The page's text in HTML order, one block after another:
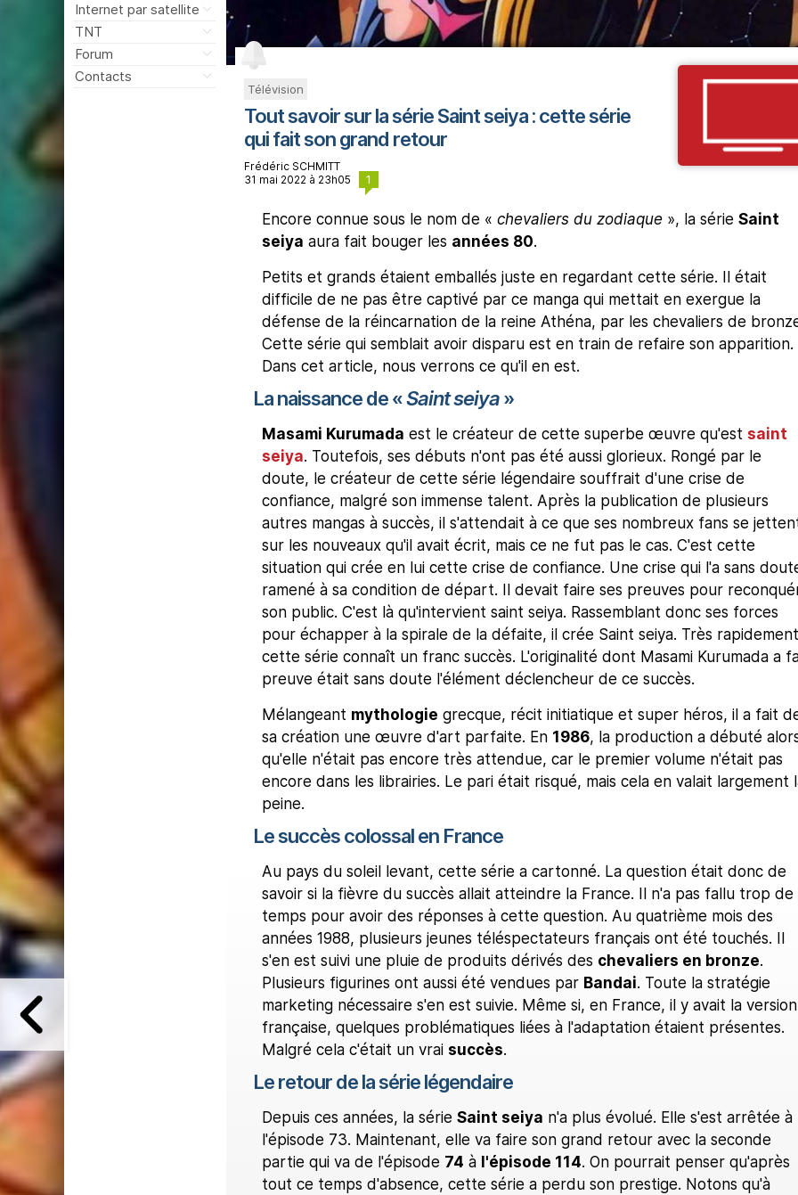
Internet par satellite
TNT
Forum
Contacts
Télévision
Tout savoir sur la série Saint seiya : cette série
qui fait son grand retour
Frédéric SCHMITT
31 mai 2022 à 23h05
1
Encore connue sous le nom de « chevaliers du zodiaque », la série Saint
seiya aura fait bouger les années 80.
Petits et grands étaient emballés juste en regardant cette série. Il était
difficile de ne pas être captivé par ce manga qui mettait en exergue la
défense de la réincarnation de la reine Athéna, par les chevaliers de
Cette série qui semblait avoir disparu est en train de refaire son apparition.
Dans cet article, nous verrons ce qu'il en est.
La naissance de «Saint seiya»
Masami Kurumada est le créateur de cette superbe œuvre qu'est saint
seiya. Toutefois, ses débuts n'ont pas été aussi glorieux. Rongé par le
doute, le créateur de cette série légendaire souffrait d'une crise de
confiance, malgré son immense talent. Après la publication de plusieurs
autres mangas à succès, il s'attendait à ce que ses nombreux fans se
sur les nouveaux qu'il avait écrit, mais ce ne fut pas le cas. C'est cette
situation qui crée en lui cette crise de confiance. Une crise qui l'a sans
ramené à sa condition de départ. Il devait faire ses preuves pour
son public. C'est là qu'intervient saint seiya. Rassemblant donc ses forces
pour échapper à la spirale de la défaite, il crée Saint seiya. Très
cette série connaît un franc succès. L'originalité dont Masami Kurumada a
preuve était sans doute l'élément déclencheur de ce succès.
Mélangeant mythologie grecque, récit initiatique et super héros, il a fait
sa création une œuvre d'art parfaite. En 1986, la production a débuté
qu'elle n'était pas encore très attendue, car le premier volume n'était pas
encore dans les librairies. Le pari était risqué, mais cela en valait largement
peine.
Le succès colossal en France
Au pays du soleil levant, cette série a cartonné. La question était donc de
savoir si la fièvre du succès allait atteindre la France. Il n'a pas fallu trop de
temps pour avoir des réponses à cette question. Au quatrième mois des
années 1988, plusieurs jeunes téléspectateurs français ont été touchés. Il
s'en est suivi une pluie de produits dérivés des chevaliers en bronze.
Plusieurs figurines ont aussi été vendues par Bandai. Toute la stratégie
marketing nécessaire s'en est suivie. Même si, en France, il y avait la version
française, quelques problématiques liées à l'adaptation étaient présentes.
Malgré cela c'était un vrai succès.
Le retour de la série légendaire
Depuis ces années, la série Saint seiya n'a plus évolué. Elle s'est arrêtée à
l'épisode 73. Maintenant, elle va faire son grand retour avec la seconde
partie qui va de l'épisode 74 à l'épisode 114. On pourrait penser qu'après
tout ce temps d'absence, cette série a perdu son prestige. Notons qu'à